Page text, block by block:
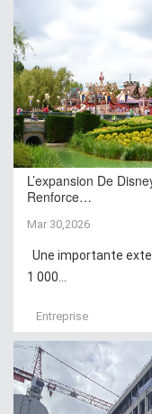
L’expansion De
Renforce…
Mar 30,2026
Une importante
1 000...
Entreprise